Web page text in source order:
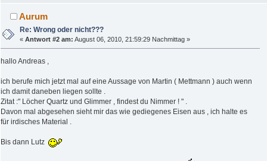
Aurum
Re: Wrong oder nicht???
«Antwort #2 am: August 06, 2010, 21:59:29 Nachmittag »
hallo Andreas ,
ich berufe mich jetzt mal auf eine Aussage von Martin ( Mettmann ) auch wenn
ich damit daneben liegen sollte .
Zitat :" Löcher Quartz und Glimmer , findest du Nimmer ! " .
Davon mal abgesehen sieht mir das wie gediegenes Eisen aus , ich halte es
für irdisches Material .
Bis dann Lutz